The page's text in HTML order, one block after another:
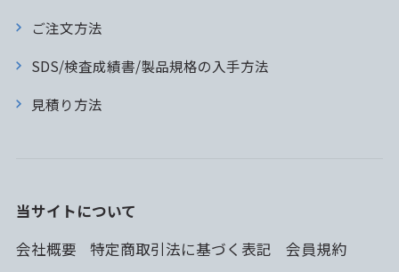
ご注文方法
SDS/検査成績書/製品規格の入手方法
見積り方法
当サイトについて
会社概要
特定商取引法に基づく表記 会員規約